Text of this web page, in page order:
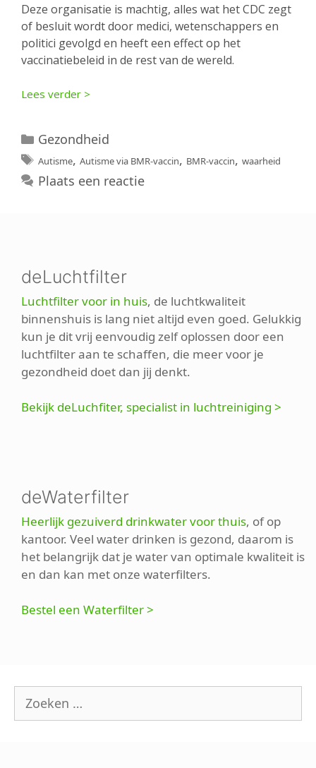
Deze organisatie is machtig, alles wat het CDC zegt
of besluit wordt door medici, wetenschappers en
politici gevolgd en heeft een effect op het
vaccinatiebeleid in de rest van de wereld.
Lees verder >
Categorieën
Gezondheid
Tags
Autisme, Autisme via BMR-vaccin, BMR-vaccin, waarheid
Plaats een reactie
deLuchtfilter
Luchtfilter voor in huis, de luchtkwaliteit
binnenshuis is lang niet altijd even goed. Gelukkig
kun je dit vrij eenvoudig zelf oplossen door een
luchtfilter aan te schaffen, die meer voor je
gezondheid doet dan jij denkt.
Bekijk deLuchfiter, specialist in luchtreiniging >
deWaterfilter
Heerlijk gezuiverd drinkwater voor thuis, of op
kantoor. Veel water drinken is gezond, daarom is
het belangrijk dat je water van optimale kwaliteit is
en dan kan met onze waterfilters.
Bestel een Waterfilter >
naar: